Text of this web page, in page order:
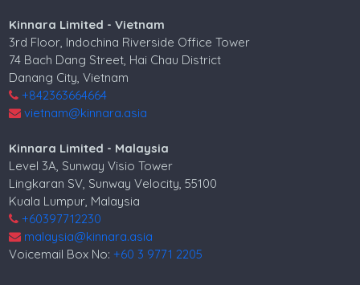
Kinnara Limited - Vietnam
3rd Floor, Indochina Riverside Office Tower
74 Bach Dang Street, Hai Chau District
Danang City, Vietnam
+842363664664
vietnam@kinnara.asia
Kinnara Limited - Malaysia
Level 3A, Sunway Visio Tower
Lingkaran SV, Sunway Velocity, 55100
Kuala Lumpur, Malaysia
+60397712230
malaysia@kinnara.asia
Voicemail Box No:+60 3 9771 2205